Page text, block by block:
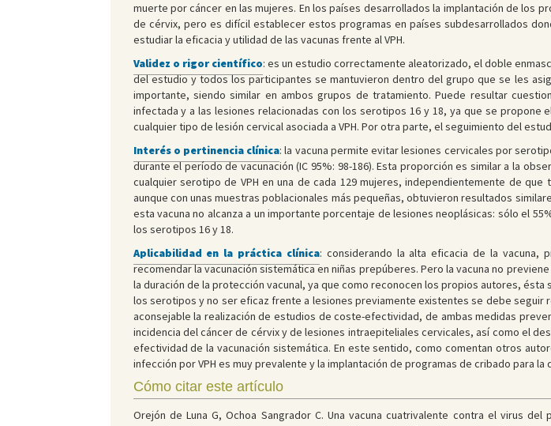
muerte por cáncer en las mujeres. En los países desarrollados la implantación de los
de cérvix, pero es difícil establecer estos programas en países subdesarrollados
estudiar la eficacia y utilidad de las vacunas frente al VPH.
Validez o rigor científico: es un estudio correctamente aleatorizado, el doble
del estudio y todos los participantes se mantuvieron dentro del grupo que se les
importante, siendo similar en ambos grupos de tratamiento. Puede resultar
infectada y a las lesiones relacionadas con los serotipos 16 y 18, ya que se
cualquier tipo de lesión cervical asociada a VPH. Por otra parte, el seguimiento del
Interés o pertinencia clínica: la vacuna permite evitar lesiones cervicales por
durante el período de vacunación (IC 95%: 98-186). Esta proporción es similar a la
cualquier serotipo de VPH en una de cada 129 mujeres, independientemente de que
aunque con unas muestras poblacionales más pequeñas, obtuvieron resultados
esta vacuna no alcanza a un importante porcentaje de lesiones neoplásicas: sólo el
los serotipos 16 y 18.
Aplicabilidad en la práctica clínica: considerando la alta eficacia de la vacuna,
recomendar la vacunación sistemática en niñas prepúberes. Pero la vacuna no
la duración de la protección vacunal, ya que como reconocen los propios autores,
los serotipos y no ser eficaz frente a lesiones previamente existentes se debe
aconsejable la realización de estudios de coste-efectividad, de ambas medidas
incidencia del cáncer de cérvix y de lesiones intraepiteliales cervicales, así como el
efectividad de la vacunación sistemática. En este sentido, como comentan otros
infección por VPH es muy prevalente y la implantación de programas de cribado para
Cómo citar este artículo
Orejón de Luna G, Ochoa Sangrador C. Una vacuna cuatrivalente contra el virus